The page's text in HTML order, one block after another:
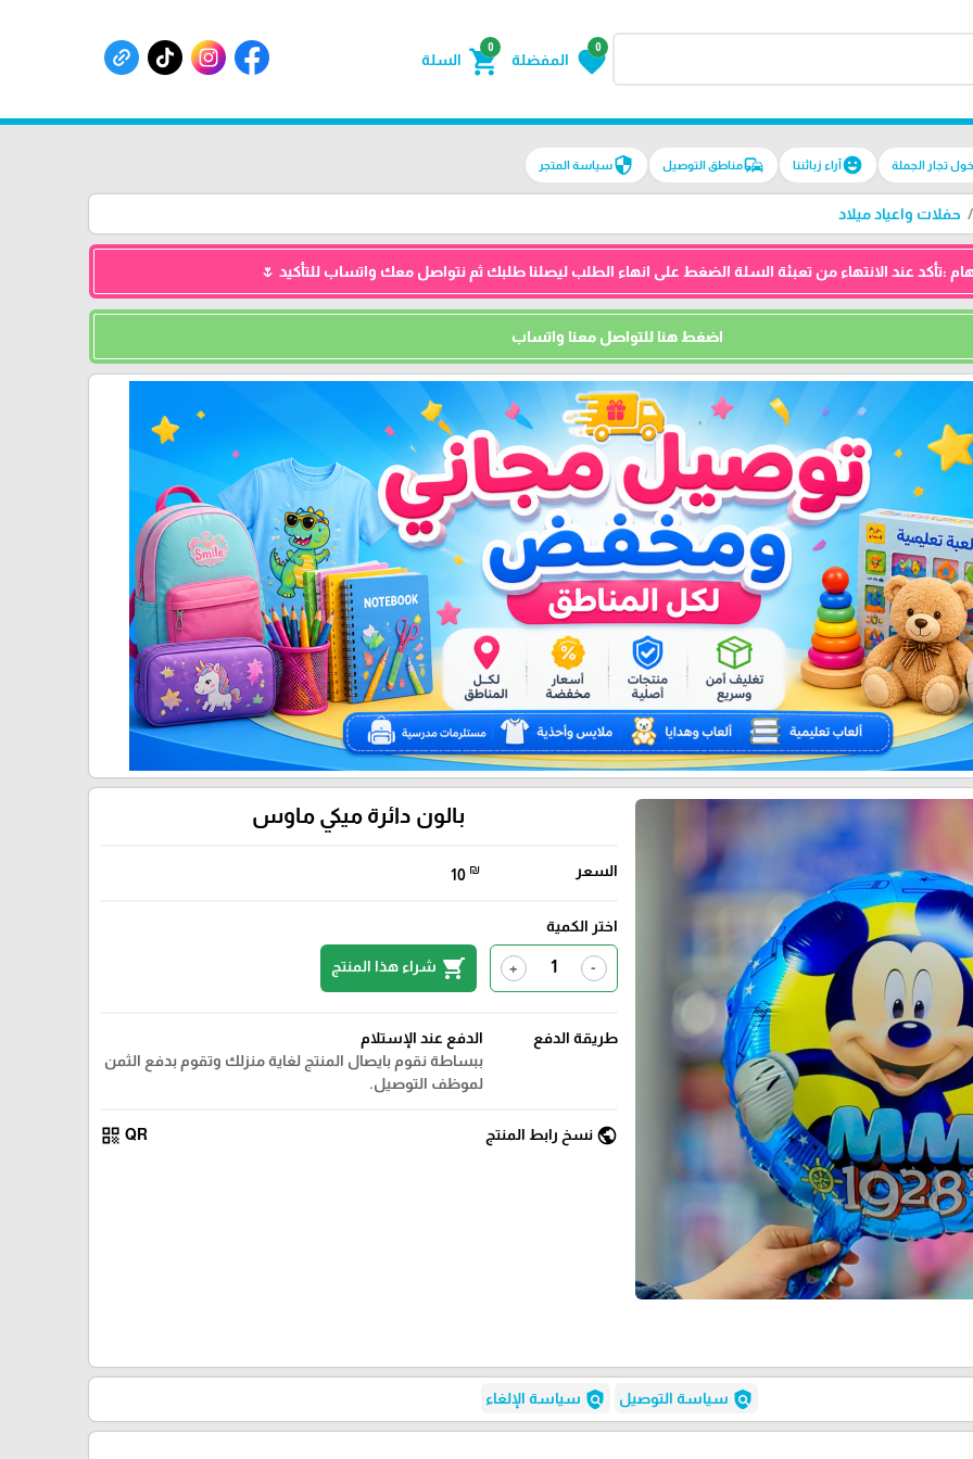
0
favorite المفضلة
0
shopping_cart السلة
تجار الجملة emoji_emotionsآراء زبائننا commuteمناطق التوصيل securityسياسة المتجر
حفلات واعياد ميلاد
:تأكد عند الانتهاء من تعبئة السلة الضغط على انهاء الطلب ليصلنا طلبك ثم نتواصل معك واتساب للتأكيد 🌷
اضغط هنا للتواصل معنا واتساب
بالون دائرة ميكي ماوس
السعر 10 ₪
اختر الكمية
-
+
shopping_cart شراء هذا المنتج
طريقة الدفع
الدفع عند الإستلام
ببساطة نقوم بايصال المنتج لغاية منزلك وتقوم بدفع الثمن
لموظف التوصيل.
public نسخ رابط المنتج QR
qr_code
policy سياسة التوصيل policy سياسة الإلغاء